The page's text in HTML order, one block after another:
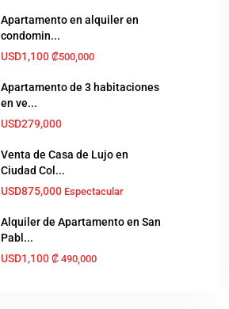
Apartamento en alquiler en
condomin...
USD1,100 ₡500,000
Apartamento de 3 habitaciones
en ve...
USD279,000
Venta de Casa de Lujo en
Ciudad Col...
USD875,000 Espectacular
Alquiler de Apartamento en San
Pabl...
USD1,100 ₡‎ 490,000